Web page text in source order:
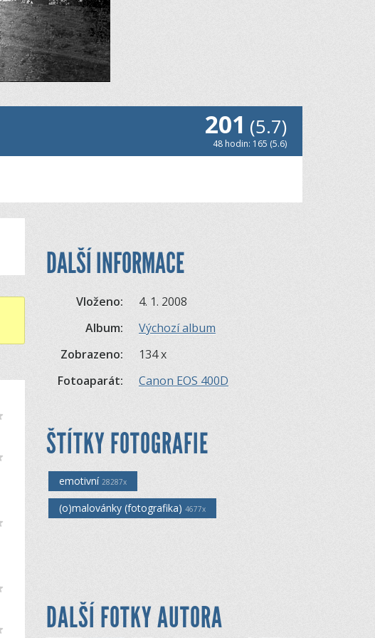
201 (5.7)
48 hodin: 165 (5.6)
DALŠÍ INFORMACE
Vloženo:
4. 1. 2008
Album:
Výchozí album
Zobrazeno:
134 x
Fotoaparát:
Canon EOS 400D
ŠTÍTKY FOTOGRAFIE
emotivní 28287x
(o)malovánky (fotografika) 4677x
DALŠÍ FOTKY AUTORA